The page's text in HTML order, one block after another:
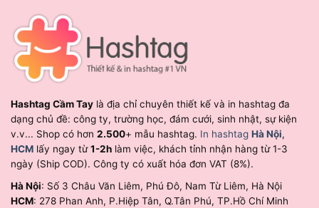
Hashtag Cầm Tay là địa chỉ chuyên thiết kế và in hashtag đa
dạng chủ đề: công ty, trường học, đám cưới, sinh nhật, sự kiện
v.v... Shop có hơn 2.500+ mẫu hashtag. In hashtag Hà Nội,
HCM lấy ngay từ1-2h làm việc, khách tỉnh nhận hàng từ 1-3
ngày (Ship COD). Công ty có xuất hóa đơn VAT (8%).
Hà Nội: Số 3 Châu Văn Liêm, Phú Đô, Nam Từ Liêm, Hà Nội
HCM: 278 Phan Anh, P.Hiệp Tân, Q.Tân Phú, TP.Hồ Chí Minh